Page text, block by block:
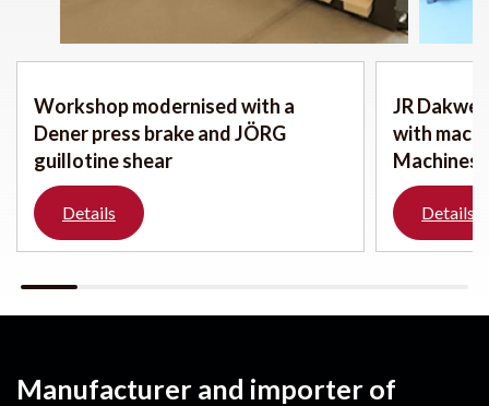
Workshop modernised with a
Dener press brake and JÖRG
guillotine shear
Details
JR
with
Machines
Details
Manufacturer and importer of